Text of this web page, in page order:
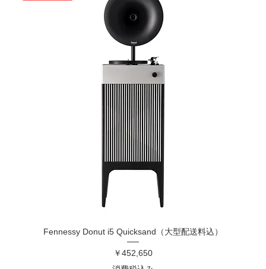
Fennessy Donut i5 Quicksand（大型配送料込）
価格
￥452,650